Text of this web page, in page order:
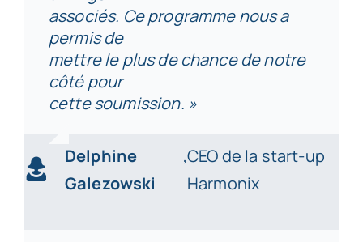
associés. Ce programme nous a
permis de
mettre le plus de chance de notre
côté pour
cette soumission. »
Delphine
Galezowski
,CEO de la start-up
Harmonix